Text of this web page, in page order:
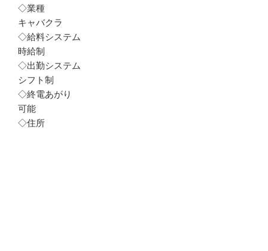
◇業種
キャバクラ
◇給料システム
時給制
◇出勤システム
シフト制
◇終電あがり
可能
◇住所